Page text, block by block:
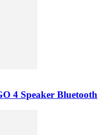
4 Speaker Bluetooth